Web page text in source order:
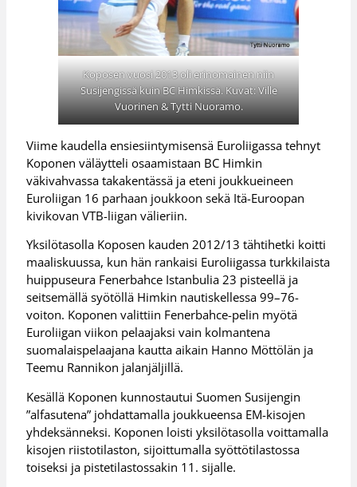
Koposen vuosi 2013 oli erinomainen niin
Susijengissä kuin BC Himkissä. Kuvat: Ville
Vuorinen & Tytti Nuoramo.
Viime kaudella ensiesiintymisensä Euroliigassa tehnyt
Koponen väläytteli osaamistaan BC Himkin
väkivahvassa takakentässä ja eteni joukkueineen
Euroliigan 16 parhaan joukkoon sekä Itä-Euroopan
kivikovan VTB-liigan välieriin.
Yksilötasolla Koposen kauden 2012/13 tähtihetki koitti
maaliskuussa, kun hän rankaisi Euroliigassa turkkilaista
huippuseura Fenerbahce Istanbulia 23 pisteellä ja
seitsemällä syötöllä Himkin nautiskellessa 99–76-
voiton. Koponen valittiin Fenerbahce-pelin myötä
Euroliigan viikon pelaajaksi vain kolmantena
suomalaispelaajana kautta aikain Hanno Möttölän ja
Teemu Rannikon jalanjäljillä.
Kesällä Koponen kunnostautui Suomen Susijengin
”alfasutena” johdattamalla joukkueensa EM-kisojen
yhdeksänneksi. Koponen loisti yksilötasolla voittamalla
kisojen riistotilaston, sijoittumalla syöttötilastossa
toiseksi ja pistetilastossakin 11. sijalle.